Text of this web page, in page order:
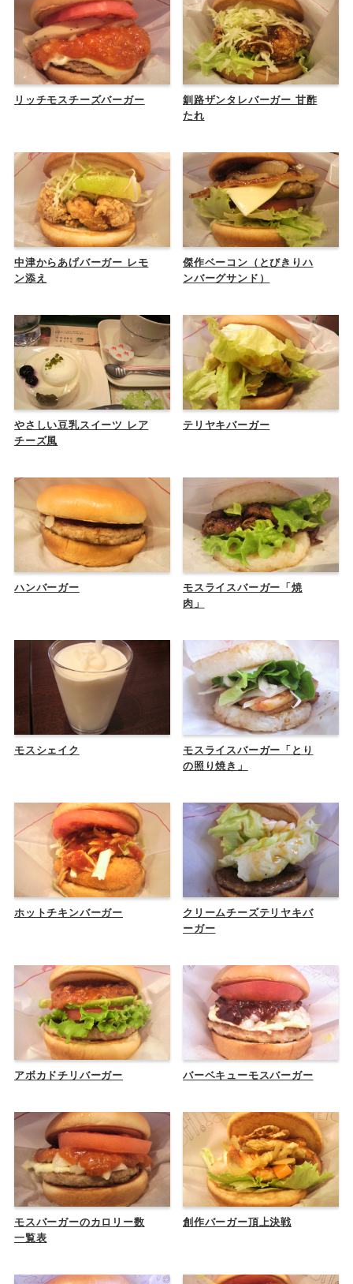
リッチモスチーズバーガー
釧路ザンタレバーガー 甘酢
たれ
中津からあげバーガー レモ
ン添え
傑作ベーコン（とびきりハ
ンバーグサンド）
やさしい豆乳スイーツ レア
チーズ風
テリヤキバーガー
ハンバーガー
モスライスバーガー「焼
肉」
モスシェイク
モスライスバーガー「とり
の照り焼き」
ホットチキンバーガー
クリームチーズテリヤキバ
ーガー
アボカドチリバーガー バーベキューモスバーガー
モスバーガーのカロリー数
一覧表
創作バーガー頂上決戦